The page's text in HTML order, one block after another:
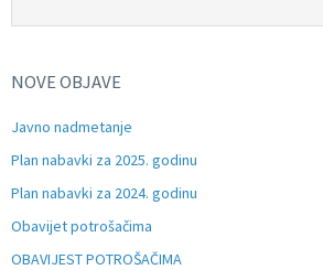
NOVE OBJAVE
Javno nadmetanje
Plan nabavki za 2025. godinu
Plan nabavki za 2024. godinu
Obavijet potrošačima
OBAVIJEST POTROŠAČIMA